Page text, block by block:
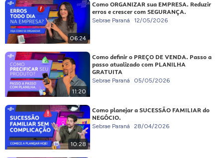
06:24
Como ORGANIZAR sua EMPRESA. Reduzir
erros e crescer com SEGURANÇA.
Sebrae Paraná 12/05/2026
11:20
Como definir o PREÇO DE VENDA. Passo a
passo atualizado com PLANILHA
GRATUITA
Sebrae Paraná 05/05/2026
10:28
Como planejar a SUCESSÃO FAMILIAR do
NEGÓCIO.
Sebrae Paraná 28/04/2026